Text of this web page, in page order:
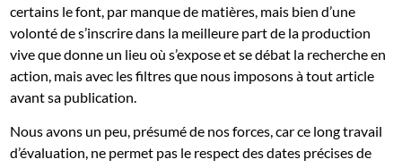
certains le font, par manque de matières, mais bien d’une
volonté de s’inscrire dans la meilleure part de la production
vive que donne un lieu où s’expose et se débat la recherche en
action, mais avec les filtres que nous imposons à tout article
avant sa publication.
Nous avons un peu, présumé de nos forces, car ce long travail
d’évaluation, ne permet pas le respect des dates précises de